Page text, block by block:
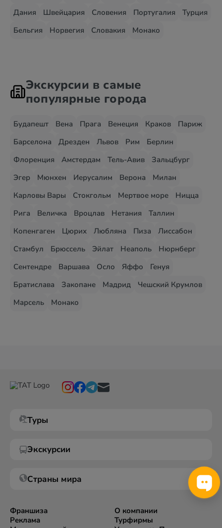
Дания
Швейцария Словения Португалия
Турция
Бельгия
Норвегия Словакия Монако
Экскурсии в самые
популярные города
Будапешт Вена Прага Венеция Краков
Париж
Барселона
Дрезден Львов Рим
Берлин
Флоренция
Амстердам Тель-Авив
Зальцбург
Эгер
Мюнхен Иерусалим Верона
Милан
Карловы Вары
Стокгольм Мертвое море
Ницца
Рига
Величка Вроцлав Нетания
Таллин
Копенгаген
Цюрих Любляна Пиза
Лиссабон
Стамбул
Брюссель Эйлат Неаполь
Нюрнберг
Сентендре
Варшава Осло Яффо
Генуя
Братислава
Закопане Мадрид
Чешский Крумлов
Марсель
Монако
Туры
Экскурсии
Страны мира
Франшиза
Реклама
О компании
Турфирмы